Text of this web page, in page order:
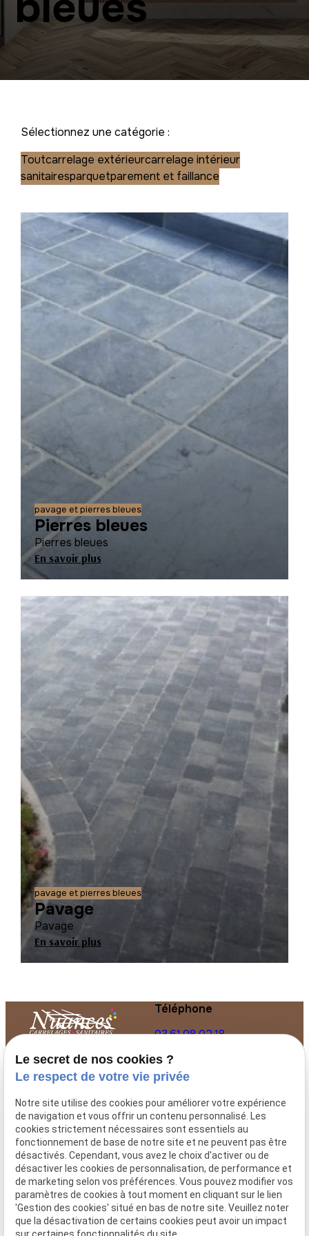
Sélectionnez une catégorie :
Toutcarrelage extérieurcarrelage intérieur
sanitairesparquetparement et faillance
pavage et pierres bleues
Pierres bleues
Pierres bleues
En savoir plus
pavage et pierres bleues
Pavage
Pavage
En savoir plus
Nuances Carrelages,
entreprise spécialisée
dans la vente de
carrelages et pavages à
Linselles.
Téléphone
03.61.08.02.18
Adresse
24 rue Saint-
Vincent de
Paul
59126 Linselles
Horaires
08:00 - 12:00
/ 14:00 -
18:30
Mardi -
Le secret de nos cookies ?
Le respect de votre vie privée
Notre site utilise des cookies pour améliorer votre expérience
de navigation et vous offrir un contenu personnalisé. Les
cookies strictement nécessaires sont essentiels au
fonctionnement de base de notre site et ne peuvent pas être
désactivés. Cependant, vous avez le choix d'activer ou de
désactiver les cookies de personnalisation, de performance et
de marketing selon vos préférences. Vous pouvez modifier vos
paramètres de cookies à tout moment en cliquant sur le lien
'Gestion des cookies' situé en bas de notre site. Veuillez noter
que la désactivation de certains cookies peut avoir un impact